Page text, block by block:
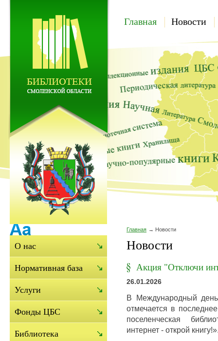
Главная Новости
Главная Новости
Новости
Акция "Отключи
26.01.2026
В Международный день
отмечается в
поселенческая
интернет - открой
О нас
Нормативная база
Услуги
Фонды ЦБС
Библиотека